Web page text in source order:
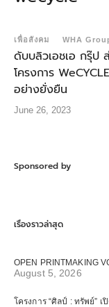
เพื่อสังคม WHA
ดับบลิวเอชเอ กรุ๊ป
โครงการ
อย่างยั่งยืน
June 26, 2023
Sponsored by
เรื่องราวล่าสุด
OPEN PRINTMAKING
August 5, 2026
โครงการ “ศิลป์ : ทรัพย์”